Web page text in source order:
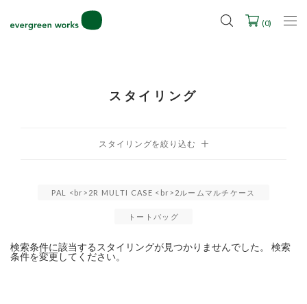
2027年ご入学用ランドセル受注会スケジュール
(0)
スタイリング
PAL <br>2R MULTI CASE <br>2ルームマルチケース
トートバッグ
検索条件に該当するスタイリングが見つかりませんでした。 検索
条件を変更してください。